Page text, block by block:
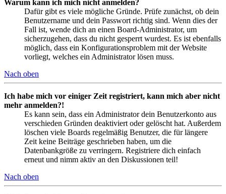
Warum kann ich mich nicht anmelden?
Dafür gibt es viele mögliche Gründe. Prüfe zunächst, ob dein
Benutzername und dein Passwort richtig sind. Wenn dies der
Fall ist, wende dich an einen Board-Administrator, um
sicherzugehen, dass du nicht gesperrt wurdest. Es ist ebenfalls
möglich, dass ein Konfigurationsproblem mit der Website
vorliegt, welches ein Administrator lösen muss.
Nach oben
Ich habe mich vor einiger Zeit registriert, kann mich aber nicht
mehr anmelden?!
Es kann sein, dass ein Administrator dein Benutzerkonto aus
verschieden Gründen deaktiviert oder gelöscht hat. Außerdem
löschen viele Boards regelmäßig Benutzer, die für längere
Zeit keine Beiträge geschrieben haben, um die
Datenbankgröße zu verringern. Registriere dich einfach
erneut und nimm aktiv an den Diskussionen teil!
Nach oben